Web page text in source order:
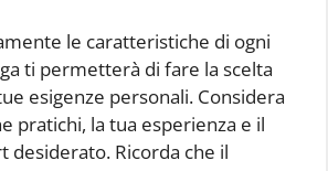
le caratteristiche di ogni
ti permetterà di fare la scelta
esigenze personali. Considera
pratichi, la tua esperienza e il
desiderato. Ricorda che il